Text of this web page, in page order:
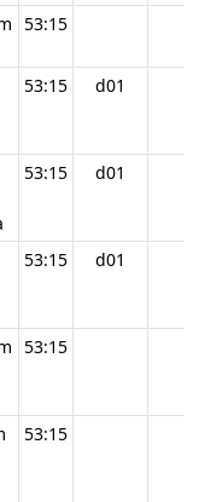
53:15
53:15 d01
53:15 d01
53:15 d01
53:15
53:15